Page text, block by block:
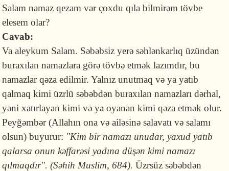
Salam namaz qezam var çoxdu qıla bilmirəm tövbe
elesem olar?
Cavab:
Va aleykum Salam. Səbəbsiz yerə səhlənkarlıq üzündən
buraxılan namazlara görə tövbə etmək lazımdır, bu
namazlar qəza edilmir. Yalnız unutmaq və ya yatıb
qalmaq kimi üzrlü səbəbdən buraxılan namazları dərhal,
yəni xatırlayan kimi və ya oyanan kimi qəza etmək olur.
Peyğəmbər (Allahın ona və ailəsinə salavatı və salamı
olsun) buyurur: "Kim bir namazı unudar, yaxud yatıb
qalarsa onun kəffarəsi yadına düşən kimi namazı
qılmaqdır". (Səhih Muslim, 684).Üzrsüz səbəbdən